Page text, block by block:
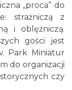
„proca” do
strażniczą z
i oblężniczą.
gości jest
Park Miniatur
do organizacji
czy